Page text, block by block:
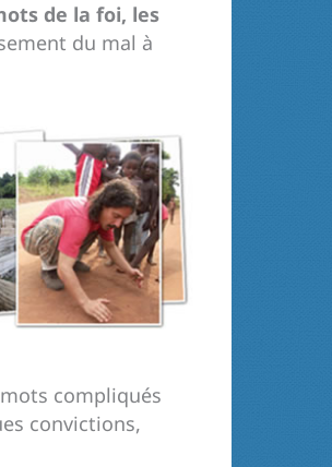
de la foi, les
du mal à
compliqués
convictions,